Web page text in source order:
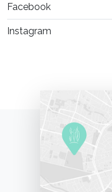
Facebook
Instagram